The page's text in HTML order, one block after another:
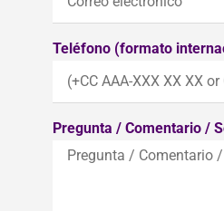
Teléfono (formato
Pregunta / Comentario /